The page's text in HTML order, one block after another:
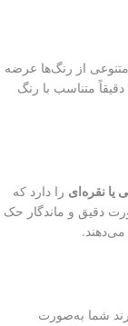
از رنگ‌ها عرضه
متناسب با رنگ
یا نقره‌ای را دارد که
دقیق و ماندگار حک
شما به‌صورت